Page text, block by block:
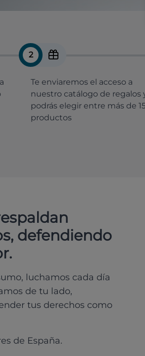
2
Te enviaremos el acceso a
nuestro catálogo de regalos
podrás elegir entre más de
productos
defendiendo
luchamos cada día
de tu lado,
tus derechos como
de España.